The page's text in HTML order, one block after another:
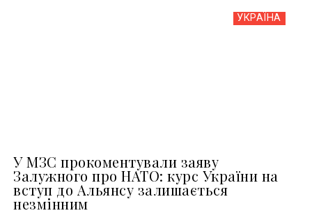
УКРАЇНА
У МЗС прокоментували заяву
Залужного про НАТО: курс України на
вступ до Альянсу залишається
незмінним